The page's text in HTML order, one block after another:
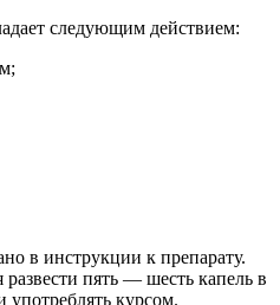
следующим действием:
в инструкции к препарату.
пять — шесть капель в
курсом.